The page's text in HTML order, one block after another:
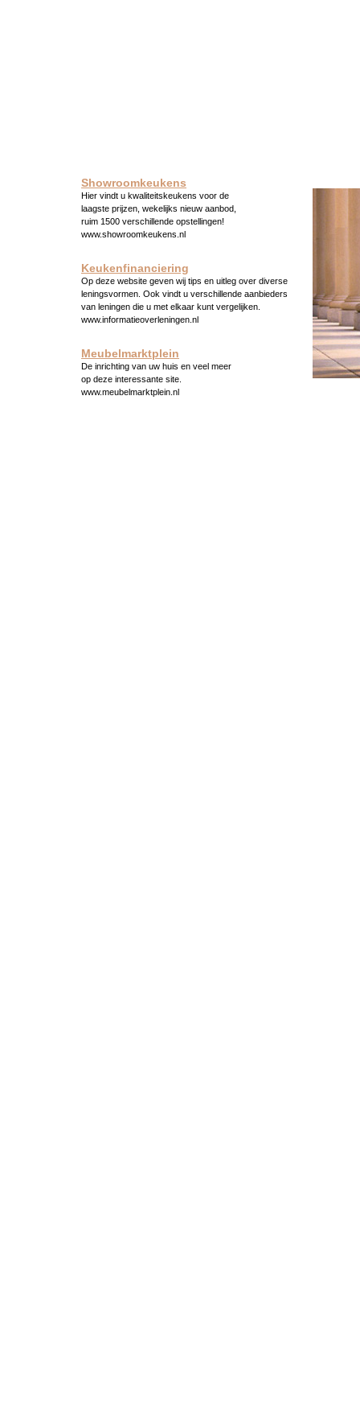
Showroomkeukens
Hier vindt u kwaliteitskeukens voor de
laagste prijzen, wekelijks nieuw aanbod,
ruim 1500 verschillende opstellingen!
www.showroomkeukens.nl
Keukenfinanciering
Op deze website geven wij tips en uitleg over diverse
leningsvormen. Ook vindt u verschillende aanbieders
van leningen die u met elkaar kunt vergelijken.
www.informatieoverleningen.nl
Meubelmarktplein
De inrichting van uw huis en veel meer
op deze interessante site.
www.meubelmarktplein.nl